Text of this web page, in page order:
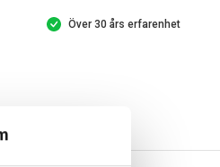
Över 30 års erfarenhet